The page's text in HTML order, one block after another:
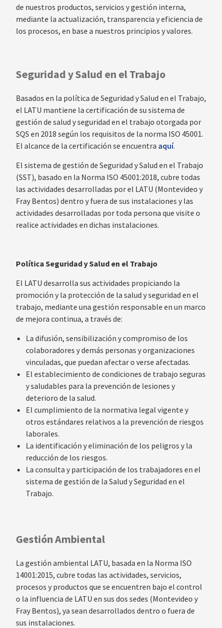
de nuestros productos, servicios y gestión interna,
mediante la actualización, transparencia y eficiencia de
los procesos, en base a nuestros principios y valores.
Seguridad y Salud en el Trabajo
Basados en la política de Seguridad y Salud en el Trabajo,
el LATU mantiene la certificación de su sistema de
gestión de salud y seguridad en el trabajo otorgada por
SQS en 2018 según los requisitos de la norma ISO 45001.
El alcance de la certificación se encuentra aquí.
El sistema de gestión de Seguridad y Salud en el Trabajo
(SST), basado en la Norma ISO 45001:2018, cubre todas
las actividades desarrolladas por el LATU (Montevideo y
Fray Bentos) dentro y fuera de sus instalaciones y las
actividades desarrolladas por toda persona que visite o
realice actividades en dichas instalaciones.
Política Seguridad y Salud en el Trabajo
El LATU desarrolla sus actividades propiciando la
promoción y la protección de la salud y seguridad en el
trabajo, mediante una gestión responsable en un marco
de mejora continua, a través de:
La difusión, sensibilización y compromiso de los
colaboradores y demás personas y organizaciones
vinculadas, que puedan afectar o verse afectadas.
El establecimiento de condiciones de trabajo seguras
y saludables para la prevención de lesiones y
deterioro de la salud.
El cumplimiento de la normativa legal vigente y
otros estándares relativos a la prevención de riesgos
laborales.
La identificación y eliminación de los peligros y la
reducción de los riesgos.
La consulta y participación de los trabajadores en el
sistema de gestión de la Salud y Seguridad en el
Trabajo.
Gestión Ambiental
La gestión ambiental LATU, basada en la Norma ISO
14001:2015, cubre todas las actividades, servicios,
procesos y productos que se encuentren bajo el control
o la influencia de LATU en sus dos sedes (Montevideo y
Fray Bentos), ya sean desarrollados dentro o fuera de
sus instalaciones.